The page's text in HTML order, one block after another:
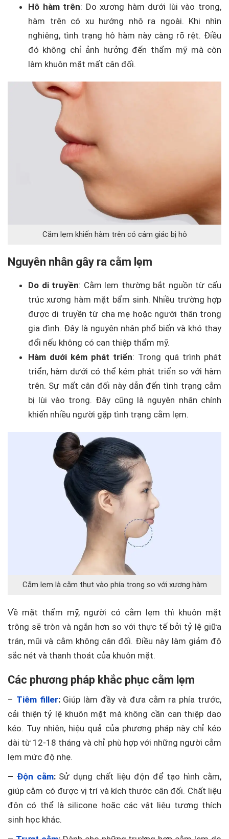
Hô hàm trên: Do xương hàm dưới lùi vào trong,
hàm trên có xu hướng nhô ra ngoài. Khi nhìn
nghiêng, tình trạng hô hàm này càng rõ rệt. Điều
đó không chỉ ảnh hưởng đến thẩm mỹ mà còn
làm khuôn mặt mất cân đối.
Cằm lẹm khiến hàm trên có cảm giác bị hô
Nguyên nhân gây ra cằm lẹm
Do di truyền: Cằm lẹm thường bắt nguồn từ cấu
trúc xương hàm mặt bẩm sinh. Nhiều trường hợp
được di truyền từ cha mẹ hoặc người thân trong
gia đình. Đây là nguyên nhân phổ biến và khó thay
đổi nếu không có can thiệp thẩm mỹ.
Hàm dưới kém phát triển: Trong quá trình phát
triển, hàm dưới có thể kém phát triển so với hàm
trên. Sự mất cân đối này dẫn đến tình trạng cằm
bị lùi vào trong. Đây cũng là nguyên nhân chính
khiến nhiều người gặp tình trạng cằm lẹm.
Cằm lẹm là cằm thụt vào phía trong so với xương hàm
Về mặt thẩm mỹ, người có cằm lẹm thì khuôn mặt
trông sẽ tròn và ngắn hơn so với thực tế bởi tỷ lệ giữa
trán, mũi và cằm không cân đối. Điều này làm giảm độ
sắc nét và thanh thoát của khuôn mặt.
Các phương pháp khắc phục cằm lẹm
– Tiêm filler:Giúp làm đầy và đưa cằm ra phía trước,
cải thiện tỷ lệ khuôn mặt mà không cần can thiệp dao
kéo. Tuy nhiên, hiệu quả của phương pháp này chỉ kéo
dài từ 12-18 tháng và chỉ phù hợp với những người cằm
lẹm mức độ nhẹ.
– Độn cằm:Sử dụng chất liệu độn để tạo hình cằm,
giúp cằm có được vị trí và kích thước cân đối. Chất liệu
độn có thể là silicone hoặc các vật liệu tương thích
sinh học khác.